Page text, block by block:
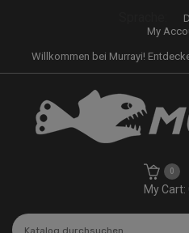
My
Willkommen bei Murrayi!
My Cart:
0